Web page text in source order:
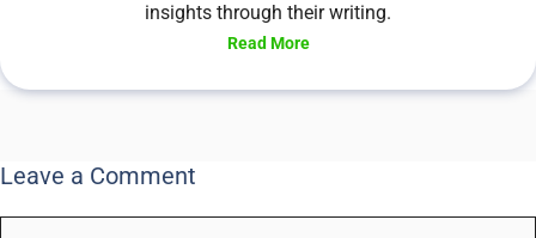
insights through their writing.
Read More
Leave a Comment